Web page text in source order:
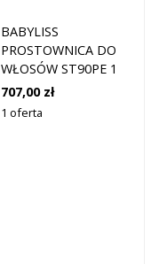
BABYLISS
PROSTOWNICA DO
WŁOSÓW ST90PE 1
SZT
707,00 zł
1 oferta